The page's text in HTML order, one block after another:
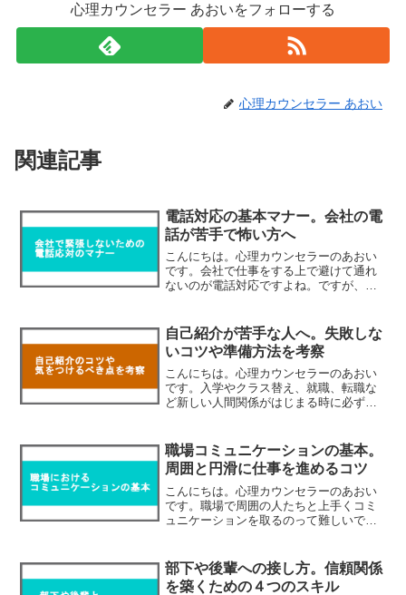
心理カウンセラー あおいをフォローする
心理カウンセラー あおい
関連記事
電話対応の基本マナー。会社の電
話が苦手で怖い方へ
こんにちは。心理カウンセラーのあおい
です。会社で仕事をする上で避けて通れ
ないのが電話対応ですよね。ですが、社
す。電話はメールと違って相手とのリア
ルタイムのやり取りなので、...
自己紹介が苦手な人へ。失敗しな
いコツや準備方法を考察
こんにちは。心理カウンセラーのあおい
です。入学やクラス替え、就職、転職な
ど新しい人間関係がはじまる時に必ずつ
も経験してきているはずなのに「自己紹
介が得意！」という方はあ...
職場コミュニケーションの基本。
周囲と円滑に仕事を進めるコツ
こんにちは。心理カウンセラーのあおい
です。職場で周囲の人たちと上手くコミ
ュニケーションを取るのって難しいです
だけれども、職場の上司や同僚、部下と
のコミュニケーションが苦...
部下や後輩への接し方。信頼関係
を築くための４つのスキル